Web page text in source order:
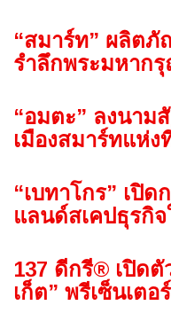
“สมาร์ท” ผลิต
รำลึกพระมหาก
“อมตะ” ลงนาม
เมืองสมาร์ทแห่ง
“เบทาโกร” เปิ
แลนด์สเคปธุรกิ
137 ดีกรี® เปิดตั
เก็ต” พรีเซ็นเต